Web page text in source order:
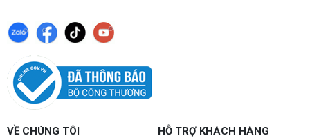
VỀ CHÚNG TÔI HỖ TRỢ KHÁCH HÀNG